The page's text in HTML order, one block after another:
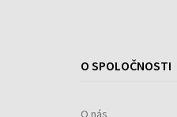
O SPOLOČNOSTI
O nás